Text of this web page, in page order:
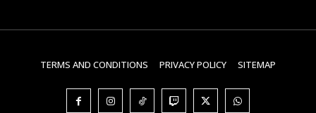
TERMS AND CONDITIONS PRIVACY POLICY SITEMAP